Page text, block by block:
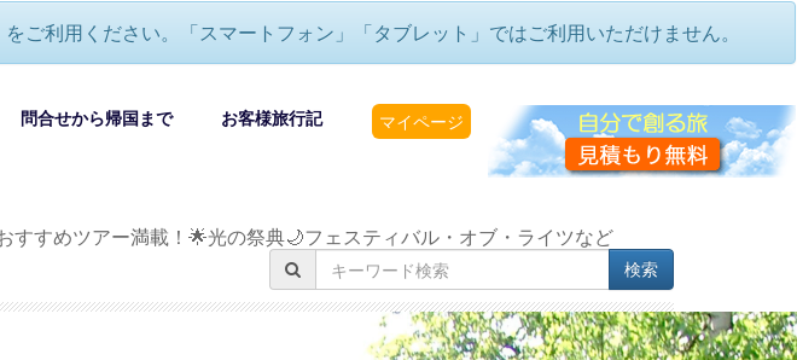
利用ください。「スマートフォン」「タブレット」ではご利用いただけません。
マイページ
問合せから帰国まで お客様旅行記
すすめツアー満載！🌟光の祭典🌙フェスティバル・オブ・ライツなど